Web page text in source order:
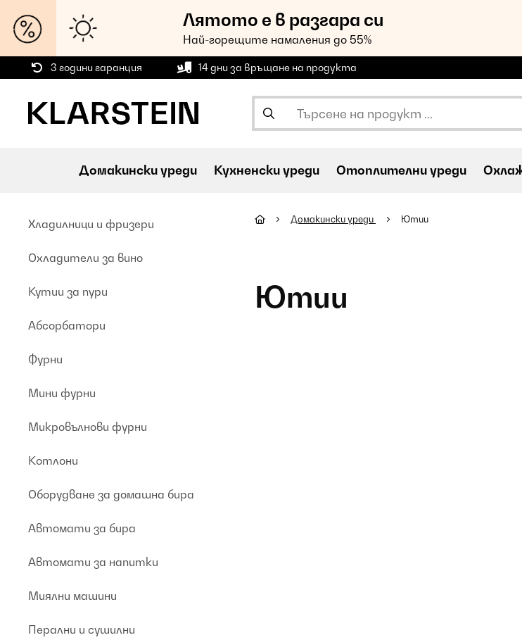
Лятото е в разгара си
Най-горещите намаления до 55%
3 години гаранция 14 дни за връщане на продукта
Домакински уреди Кухненски уреди Oтоплителни уреди
Хладилници и фризери
Oхладители за вино
Кутии за пури
Абсорбатори
Фурни
Мини фурни
Микровълнови фурни
Котлони
Оборудване за домашна бира
Автомати за бира
Автомати за напитки
Миялни машини
Перални и сушилни
Домакински уреди Ютии
Ютии